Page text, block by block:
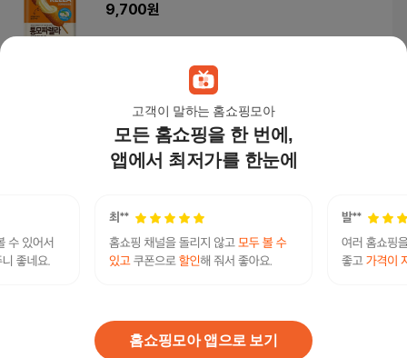
고객이 말하는 홈쇼핑모아
모든 홈쇼핑을 한 번에,
앱에서 최저가를 한눈에
홈쇼핑모아 앱으로 보기
9,700원
똑똑한식단 현미 닭가슴살소시지 핫도그 80gx15
팩
35,800원
테프핫도그 연관검색어
명량핫도그 명랑핫도그
유정임포기김치8 간식특가